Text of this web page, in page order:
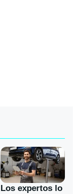
Los expertos lo